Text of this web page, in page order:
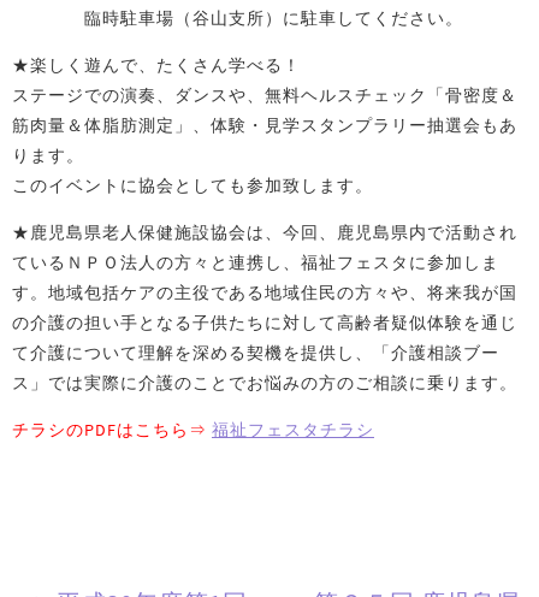
臨時駐車場（谷山支所）に駐車してください。
★楽しく遊んで、たくさん学べる！
ステージでの演奏、ダンスや、無料ヘルスチェック「骨密度＆
筋肉量＆体脂肪測定」、体験・見学スタンプラリー抽選会もあ
ります。
このイベントに協会としても参加致します。
★鹿児島県老人保健施設協会は、今回、鹿児島県内で活動され
ているＮＰＯ法人の方々と連携し、福祉フェスタに参加しま
す。地域包括ケアの主役である地域住民の方々や、将来我が国
の介護の担い手となる子供たちに対して高齢者疑似体験を通じ
て介護について理解を深める契機を提供し、「介護相談ブー
ス」では実際に介護のことでお悩みの方のご相談に乗ります。
チラシのPDFはこちら⇒ 福祉フェスタチラシ